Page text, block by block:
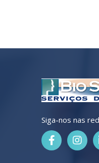
Siga-nos nas